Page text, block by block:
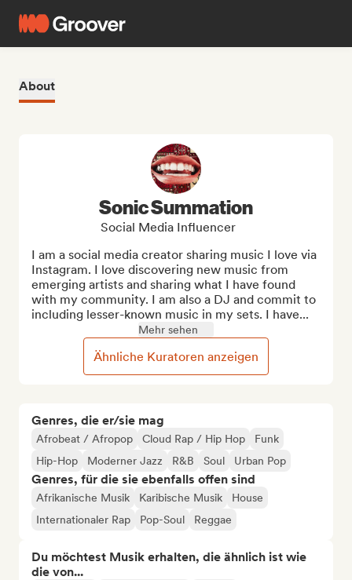
About
Genres, die er/sie mag
Afrobeat / Afropop Cloud Rap / Hip Hop
Funk
Hip-Hop
Moderner Jazz R&B Soul Urban Pop
Genres, für die sie ebenfalls offen sind
Afrikanische Musik Karibische Musik
House
Internationaler Rap
Pop-Soul Reggae
Du möchtest Musik erhalten, die ähnlich ist wie
die von...
Sonic Summation
Social Media Influencer
I am a social media creator sharing music I love via
Instagram. I love discovering new music from
emerging artists and sharing what I have found
with my community. I am also a DJ and commit to
including lesser-known music in my sets. I have...
Mehr sehen
Ähnliche Kuratoren anzeigen